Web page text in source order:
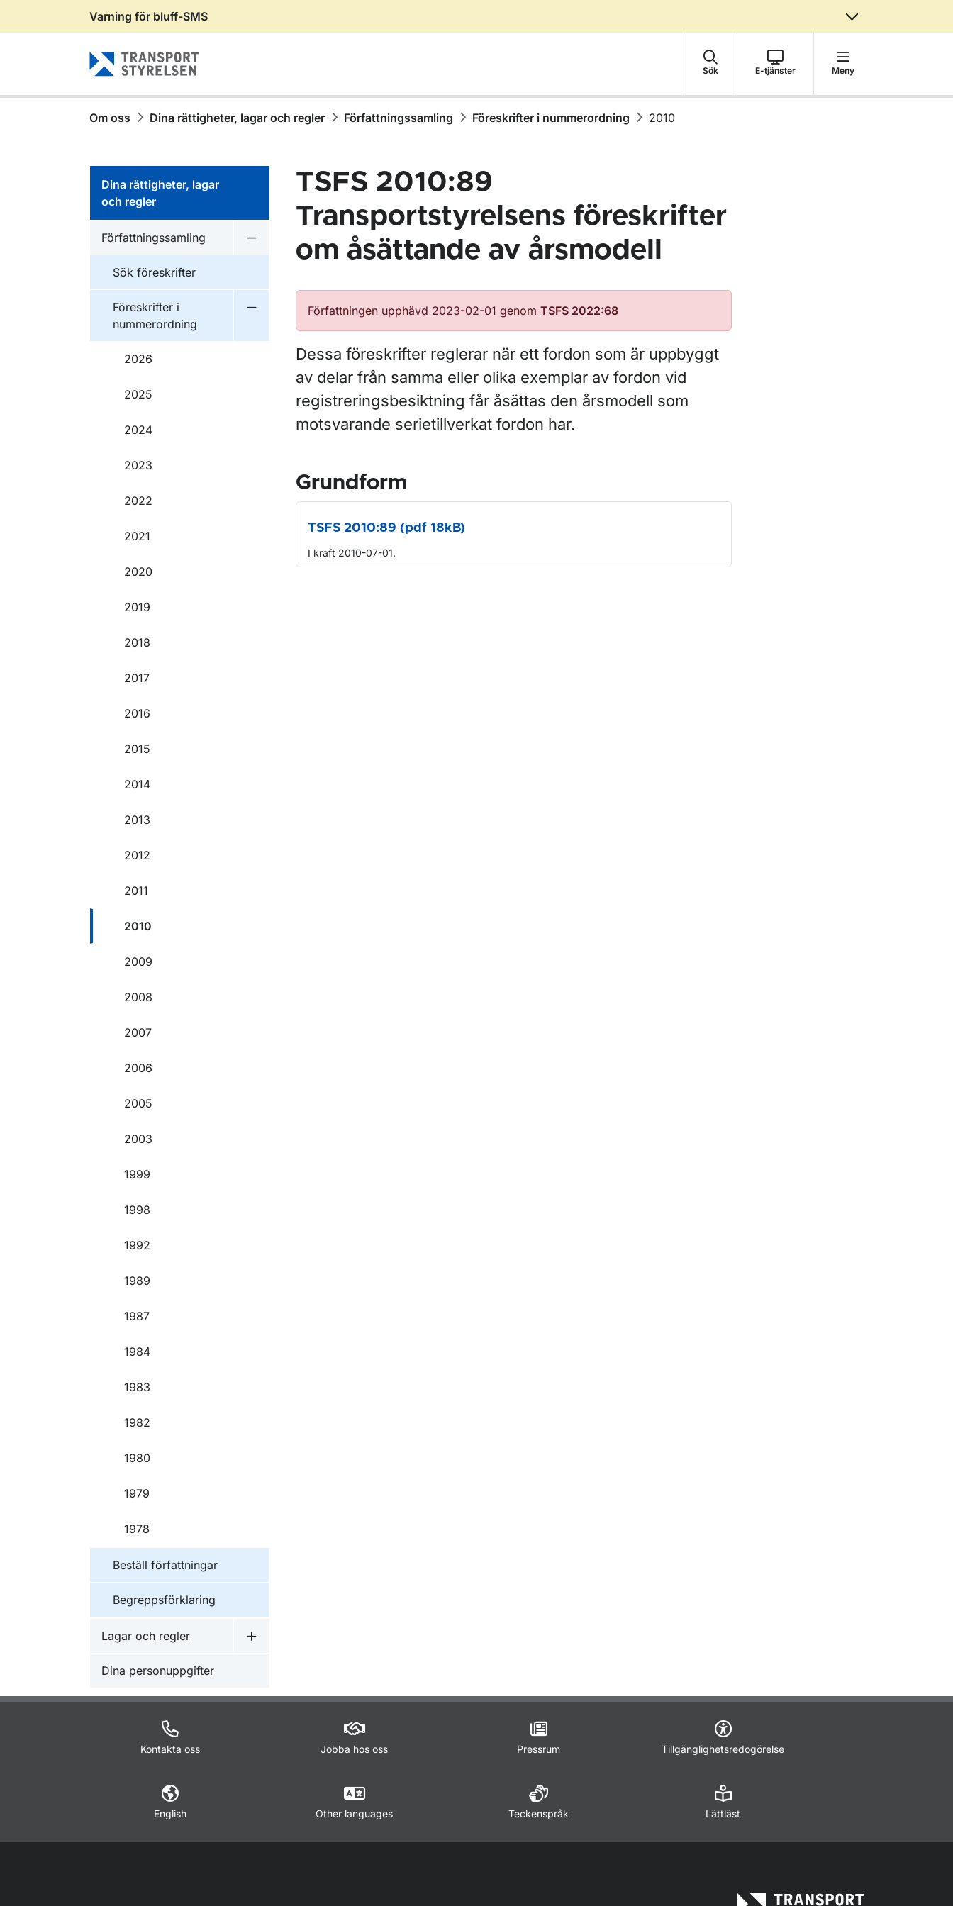
Gå till sidans innehåll
Varning för bluff-SMS
Sök E-tjänster Meny
Om oss Dina rättigheter, lagar och regler Författningssamling Föreskrifter i nummerordning 2010
Dina rättigheter, lagar
och regler
Författningssamling
Undermeny för Författningssamling
Sök föreskrifter
Föreskrifter i
nummerordning
Undermeny för Föreskrifter i nummerordning
2026
2025
2024
2023
2022
2021
2020
2019
2018
2017
2016
2015
2014
2013
2012
2011
2010
2009
2008
2007
2006
2005
2003
1999
1998
1992
1989
1987
1984
1983
1982
1980
1979
1978
Beställ författningar
Begreppsförklaring
Lagar och regler
Undermeny för Lagar och regler
Dina personuppgifter
TSFS 2010:89
Transportstyrelsens föreskrifter
om åsättande av årsmodell
Författningen upphävd 2023-02-01 genom TSFS 2022:68
Dessa föreskrifter reglerar när ett fordon som är uppbyggt
av delar från samma eller olika exemplar av fordon vid
registreringsbesiktning får åsättas den årsmodell som
motsvarande serietillverkat fordon har.
Grundform
TSFS 2010:89 (pdf 18kB)
I kraft 2010-07-01.
Kontakta oss Jobba hos oss Pressrum Tillgänglighetsredogörelse
English Other languages Teckenspråk Lättläst